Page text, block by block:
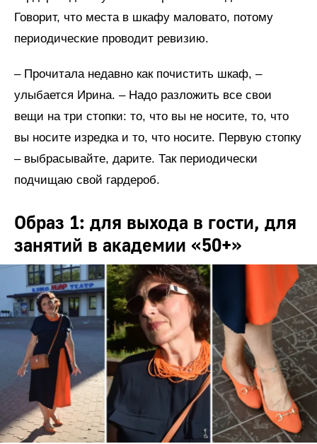
Говорит, что места в шкафу маловато, потому
периодические проводит ревизию.
– Прочитала недавно как почистить шкаф, –
улыбается Ирина. – Надо разложить все свои
вещи на три стопки: то, что вы не носите, то, что
вы носите изредка и то, что носите. Первую стопку
– выбрасывайте, дарите. Так периодически
подчищаю свой гардероб.
Образ 1: для выхода в гости, для
занятий в академии «50+»